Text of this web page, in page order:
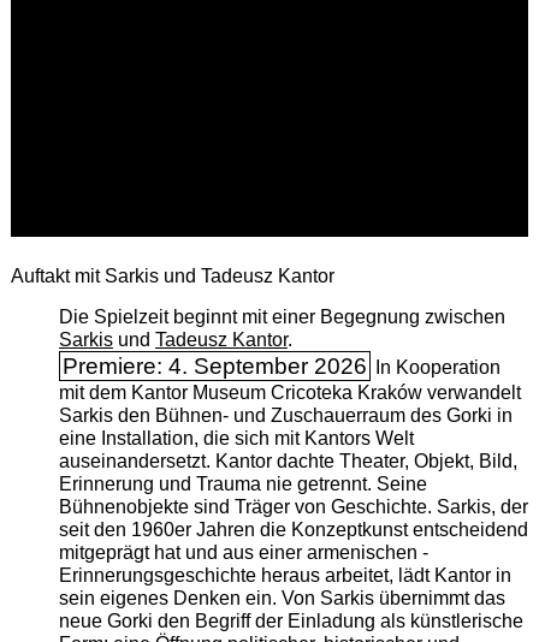
Auftakt mit Sarkis und Tadeusz Kantor
Die Spielzeit beginnt mit einer Begegnung zwischen
Sarkisund Tadeusz Kantor.
Premiere: 4. September 2026
In Kooperation
mit dem Kantor Museum Cricoteka Kraków verwandelt
Sarkis den Bühnen- und Zuschauerraum des Gorki in
eine Installation, die sich mit Kantors Welt
auseinandersetzt. Kantor dachte Theater, Objekt, Bild,
Erinnerung und Trauma nie getrennt. Seine
Bühnenobjekte sind Träger von Geschichte. Sarkis, der
seit den 1960er Jahren die Konzeptkunst entscheidend
mitgeprägt hat und aus einer armenischen ­
Erinnerungsgeschichte heraus arbeitet, lädt Kantor in
sein eigenes Denken ein. Von Sarkis übernimmt das
neue Gorki den Begriff der Einladung als künstlerische